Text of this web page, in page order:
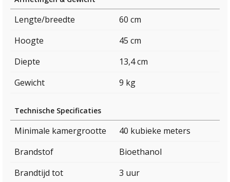
Lengte/breedte
60 cm
Hoogte
45 cm
Diepte
13,4 cm
Gewicht
9 kg
Technische Specificaties
Minimale kamergrootte
40 kubieke meters
Brandstof
Bioethanol
Brandtijd tot
3 uur